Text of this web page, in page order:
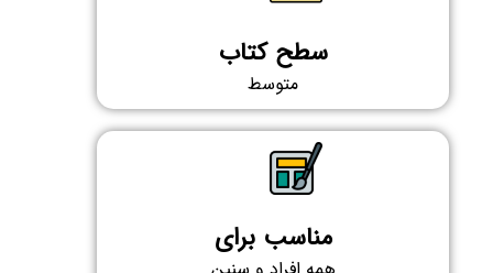
سطح کتاب
متوسط
مناسب برای​